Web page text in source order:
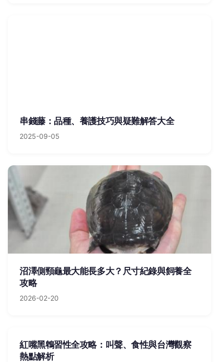
串錢藤：品種、養護技巧與疑難解答大全
2025-09-05
沼澤側頸龜最大能長多大？尺寸紀錄與飼養全
攻略
2026-02-20
紅嘴黑鵯習性全攻略：叫聲、食性與台灣觀察
熱點解析